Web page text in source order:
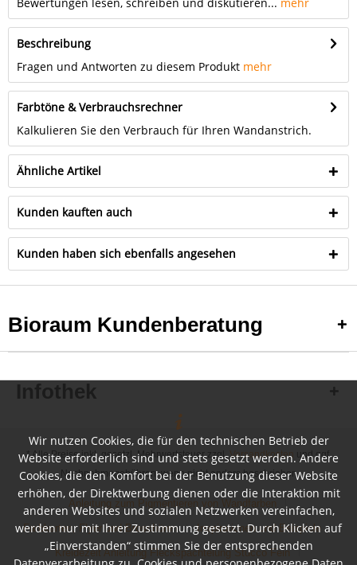
Beschreibung
Fragen und Antworten zu diesem Produkt mehr
Farbtöne & Verbrauchsrechner
Kalkulieren Sie den Verbrauch für Ihren Wandanstrich.
Ähnliche Artikel
Kunden kauften auch
Kunden haben sich ebenfalls angesehen
Bioraum Kundenberatung
Infothek
* Alle Preise inkl. gesetzl. Mehrwertsteuer zzgl.Versandkosten
und ggf.
Nachnahmegebühren, wenn nicht anders beschrieben
Anleitung zum Pigmentieren von Wandfarben
Farbkarten, Flyer und Broschüren Inspirationen und Beispiele
Kreidezeit Anleitung Fleckspachtelung Stucco Fein
Wir nutzen Cookies, die für den technischen Betrieb der
Website erforderlich sind und stets gesetzt werden. Andere
Cookies, die den Komfort bei der Benutzung dieser Website
erhöhen, der Direktwerbung dienen oder die Interaktion mit
anderen Websites und sozialen Netzwerken vereinfachen,
werden nur mit Ihrer Zustimmung gesetzt. Durch Klicken auf
„Einverstanden“ stimmen Sie der entsprechenden